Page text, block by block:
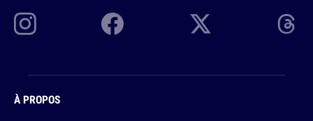
À PROPOS